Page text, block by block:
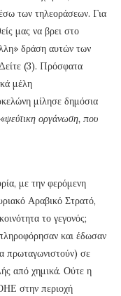
των τηλεοράσεων. Για
μας να βρει στο
δράση αυτών των
(3). Πρόσφατα
μέλη
μίλησε δημόσια
ψεύτικη οργάνωση, που
με την φερόμενη
Αραβικό Στρατό,
το γεγονός;
και έδωσαν
πρωταγωνιστούν) σε
από χημικά. Ούτε η
στην περιοχή